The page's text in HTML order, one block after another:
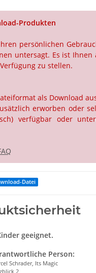
Produkten
persönlichen
untersagt. Es ist
zu stellen.
als Download
erworben oder
verfügbar oder
Datei
geeignet.
Person:
Schrader, Its Magic
2